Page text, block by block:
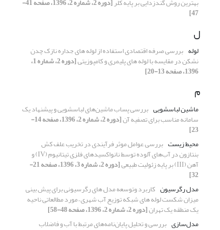
47]
ل
لوله بررسی صرفه اقتصادی استفاده از لوله های جداره نازک چدن
نشکن در مقایسه با لوله های پلیمری و کامپوزیتی [دوره 2، شماره 1،
1396، صفحه 13-20]
م
ماشین لباسشویی بررسی پساب ماشین‌های لباسشویی و پیشنهاد یک
سامانه مناسب برای تصفیه آن [دوره 2، شماره 2، 1396، صفحه 14-
23]
محیط زیست بررسی عوامل موثر فرآیندی در تخریب علف کش
بنتازون در آب‌های آلوده توسط نانواکسیدهای فلزی تیتانیوم (IV) و
آهن (III) بر پایه زئولیت طبیعی [دوره 2، شماره 3، 1396، صفحه 21-
32]
مدل رگرسیون کاربرد وتوسعه مدل های رگرسیونی برای پیش بینی
میزان شکست لوله های شبکه توزیع آب شهری – مورد مطالعاتی ناحیه
یک منطقه یک تهران[دوره 2، شماره 2، 1396، صفحه 48-58]
مدل‌سازی بررسی و تحلیل پایان‌نامه‌های مرتبط با آب و فاضلاب